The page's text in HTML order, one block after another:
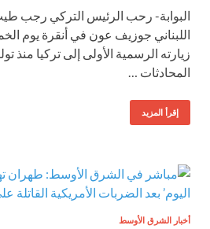
البوابة- رحب الرئيس التركي رجب
زيارته الرسمية الأولى إلى تركيا منذ
المحادثات …
إقرأ المزيد
أخبار الشرق الأوسط